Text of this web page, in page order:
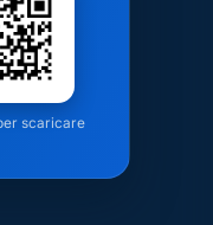
scaricare